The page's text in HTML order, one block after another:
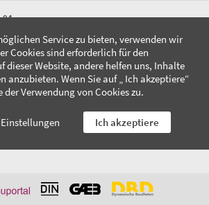
04
Service zu bieten, verwenden wir
Cookies sind erforderlich für den
dieser Website, andere helfen uns, Inhalte
anzubieten. Wenn Sie auf „ Ich akzeptiere“
Verwendung von Cookies zu.
Ich akzeptiere